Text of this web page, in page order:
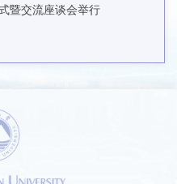
暨交流座谈会举行